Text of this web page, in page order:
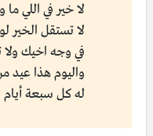
لا خير في اللي
لا تستقل الخير
في وجه اخيك
واليوم هذا عيد
له كل سبعة أيام